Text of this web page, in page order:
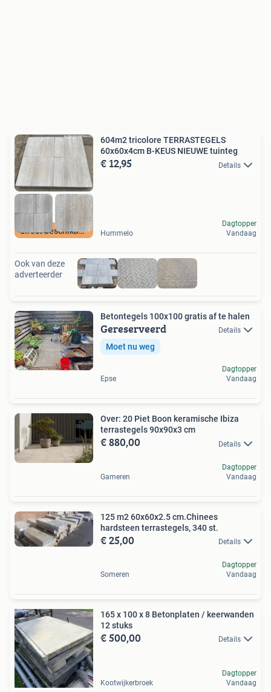
direct beschikbaar
604m2 tricolore TERRASTEGELS
60x60x4cm B-KEUS NIEUWE tuinteg
€ 12,95 Details
Hummelo
Dagtopper
Vandaag
Ook van deze
adverteerder
Betontegels 100x100 gratis af te halen
Gereserveerd Details
Moet nu weg
Epse
Dagtopper
Vandaag
Over: 20 Piet Boon keramische Ibiza
terrastegels 90x90x3 cm
€ 880,00 Details
Gameren
Dagtopper
Vandaag
125 m2 60x60x2.5 cm.Chinees
hardsteen terrastegels, 340 st.
€ 25,00 Details
Someren
Dagtopper
Vandaag
165 x 100 x 8 Betonplaten / keerwanden
12 stuks
€ 500,00 Details
Kootwijkerbroek
Dagtopper
Vandaag